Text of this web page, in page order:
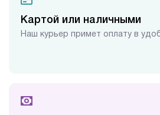
Картой или наличными
Наш курьер примет оплату в